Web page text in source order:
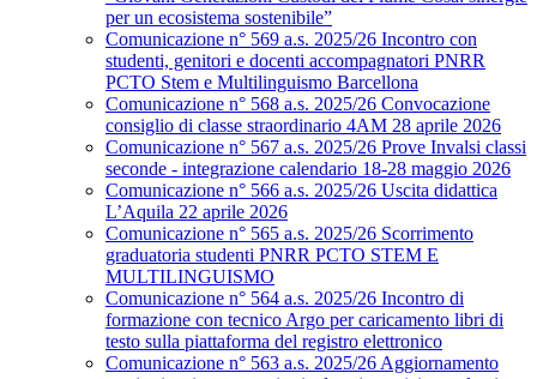
per un ecosistema sostenibile”
Comunicazione n° 569 a.s. 2025/26 Incontro con
studenti, genitori e docenti accompagnatori PNRR
PCTO Stem e Multilinguismo Barcellona
Comunicazione n° 568 a.s. 2025/26 Convocazione
consiglio di classe straordinario 4AM 28 aprile 2026
Comunicazione n° 567 a.s. 2025/26 Prove Invalsi classi
seconde - integrazione calendario 18-28 maggio 2026
Comunicazione n° 566 a.s. 2025/26 Uscita didattica
L’Aquila 22 aprile 2026
Comunicazione n° 565 a.s. 2025/26 Scorrimento
graduatoria studenti PNRR PCTO STEM E
MULTILINGUISMO
Comunicazione n° 564 a.s. 2025/26 Incontro di
formazione con tecnico Argo per caricamento libri di
testo sulla piattaforma del registro elettronico
Comunicazione n° 563 a.s. 2025/26 Aggiornamento